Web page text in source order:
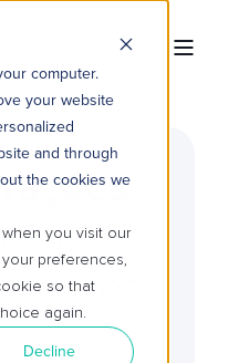
computer.
your website
and through
the cookies we
you visit our
preferences,
so that
again.
Decline
com